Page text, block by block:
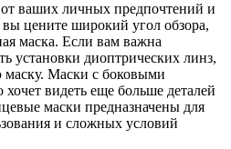
ваших личных предпочтений и
цените широкий угол обзора,
маска. Если вам важна
установки диоптрических линз,
маску. Маски с боковыми
видеть еще больше деталей
маски предназначены для
и сложных условий